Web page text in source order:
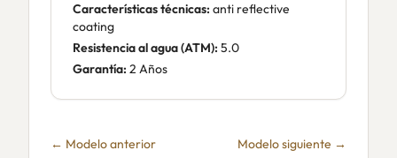
Características técnicas: anti reflective
coating
Resistencia al agua (ATM): 5.0
Garantía: 2 Años
← Modelo anterior Modelo siguiente →